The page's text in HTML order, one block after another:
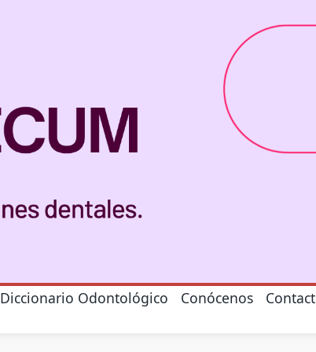
Diccionario Odontológico Conócenos